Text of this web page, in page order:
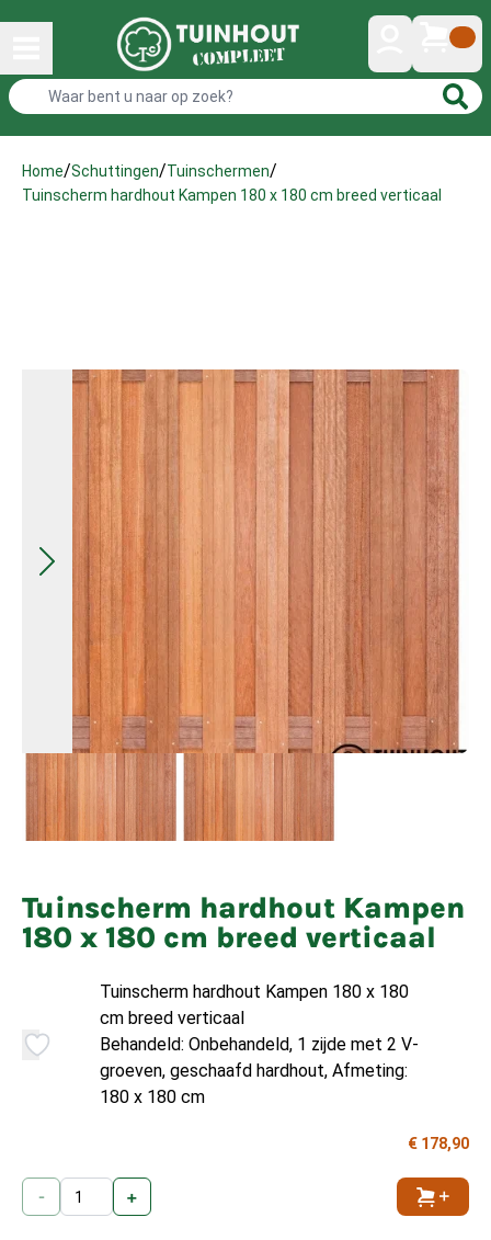
Home/Schuttingen/Tuinschermen/
Tuinscherm hardhout Kampen 180 x 180 cm breed verticaal
Tuinscherm hardhout Kampen
180 x 180 cm breed verticaal
Tuinscherm hardhout Kampen 180 x 180
cm breed verticaal
Behandeld: Onbehandeld, 1 zijde met 2 V-
groeven, geschaafd hardhout, Afmeting:
180 x 180 cm
€ 178,90
- +